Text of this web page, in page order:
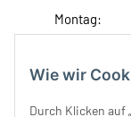
Wie wir
Durch Klicken auf
Montag:
Dienstag:
Donnerstag: